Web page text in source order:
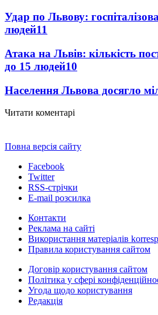
Удар по Львову:
людей11
Атака на Львів: кількість
до 15 людей10
Населення Львова досягло
Читати коментарі
Повна версія сайту
Facebook
Twitter
RSS-стрічки
E-mail розсилка
Контакти
Реклама на сайті
Використання матеріалів
Правила користування сайтом
Договір користування сайтом
Політика у сфері
Угода щодо користування
Редакція